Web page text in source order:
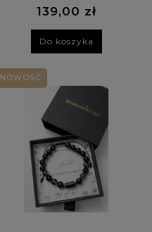
nefrytu,
awenturynu i
onyksu
139,00 zł
Do koszyka
NOWOŚĆ